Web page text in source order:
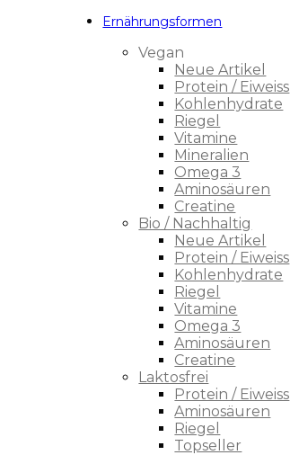
Ernährungsformen
Vegan
Neue Artikel
Protein / Eiweiss
Kohlenhydrate
Riegel
Vitamine
Mineralien
Omega 3
Aminosäuren
Creatine
Bio / Nachhaltig
Neue Artikel
Protein / Eiweiss
Kohlenhydrate
Riegel
Vitamine
Omega 3
Aminosäuren
Creatine
Laktosfrei
Protein / Eiweiss
Aminosäuren
Riegel
Topseller